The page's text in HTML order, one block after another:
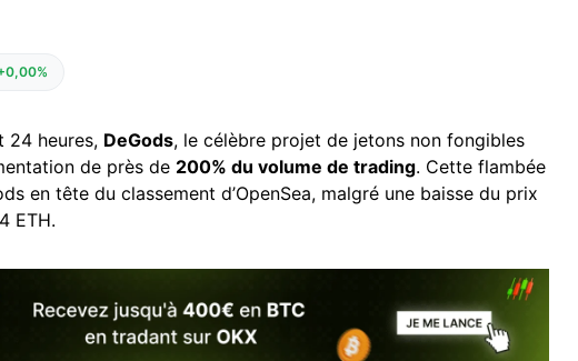
24 heures, DeGods, le célèbre projet de jetons non fongibles
de près de 200% du volume de trading. Cette flambée
en tête du classement d’OpenSea, malgré une baisse du prix
ETH.